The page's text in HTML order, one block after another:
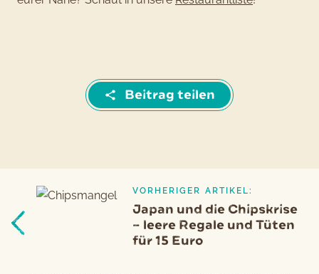
Beitrag teilen
Beitragsnavigation
Vorheriger
Artikel
VORHERIGER ARTIKEL:
Japan und die Chipskrise
– leere Regale und Tüten
für 15 Euro